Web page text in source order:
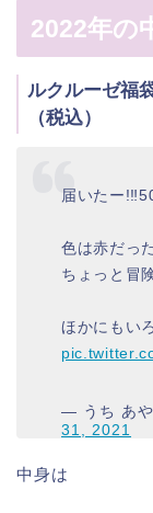
2022年の
ルクルーゼ福
（税込）
届いたー
色は赤だっ
ちょっと冒
ほかにもい
— うち あ
31, 2021
中身は